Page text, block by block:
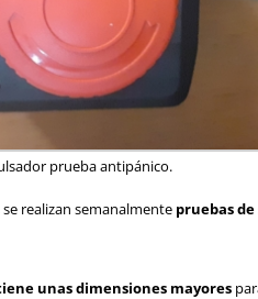
prueba antipánico.
realizan semanalmente pruebas
unas dimensiones mayores